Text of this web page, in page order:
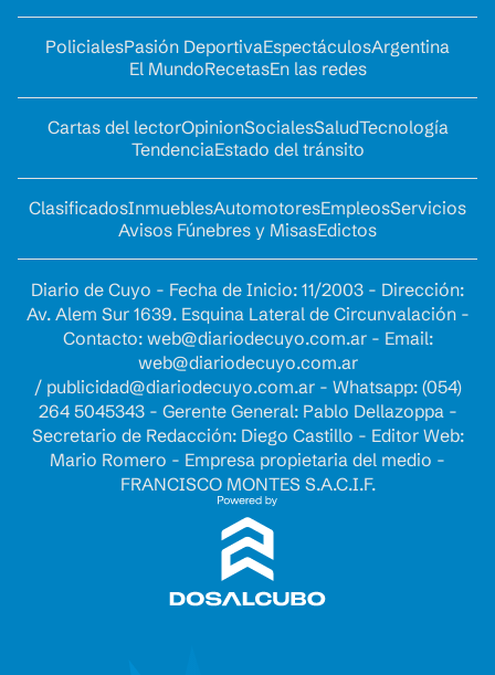
PolicialesPasión DeportivaEspectáculosArgentina
El MundoRecetasEn las redes
Cartas del lectorOpinionSocialesSaludTecnología
TendenciaEstado del tránsito
ClasificadosInmueblesAutomotoresEmpleosServicios
Avisos Fúnebres y MisasEdictos
Diario de Cuyo - Fecha de Inicio: 11/2003 - Dirección:
Av. Alem Sur 1639. Esquina Lateral de Circunvalación -
Contacto: web@diariodecuyo.com.ar- Email:
web@diariodecuyo.com.ar
/ publicidad@diariodecuyo.com.ar- Whatsapp: (054)
264 5045343 - Gerente General: Pablo Dellazoppa -
Secretario de Redacción: Diego Castillo - Editor Web:
Mario Romero - Empresa propietaria del medio -
FRANCISCO MONTES S.A.C.I.F.